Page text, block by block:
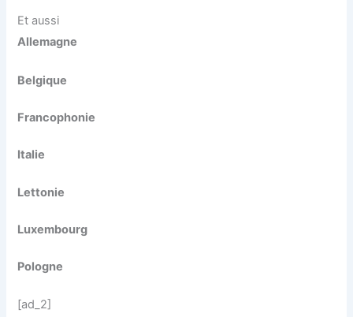
Et aussi
Allemagne
Belgique
Francophonie
Italie
Lettonie
Luxembourg
Pologne
[ad_2]